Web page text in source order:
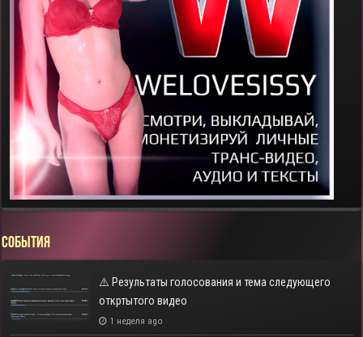
СОБЫТИЯ
⚠️ Результаты голосования и тема следующего
откртытого видео
1 неделя ago